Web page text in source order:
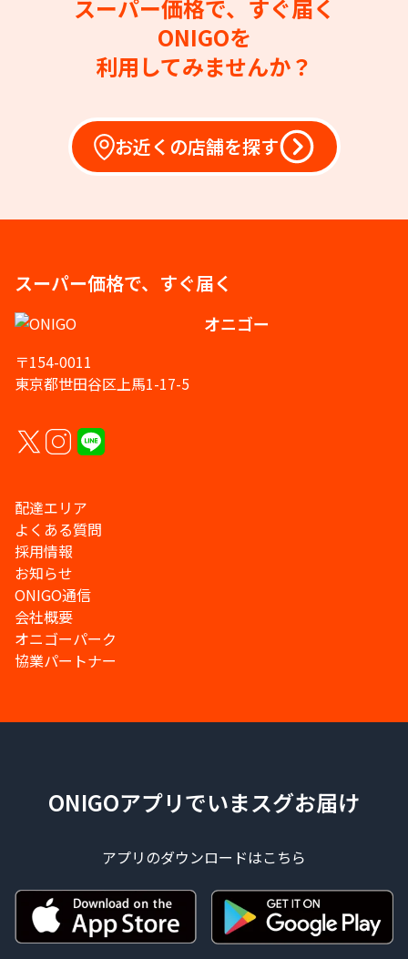
スーパー価格で、すぐ届く
ONIGOを
利用してみませんか？
お近くの店舗を探す
スーパー価格で、すぐ届く
オニゴー
〒154-0011
東京都世田谷区上馬1-17-5
配達エリア
よくある質問
採用情報
お知らせ
ONIGO通信
会社概要
オニゴーパーク
協業パートナー
ONIGOアプリでいまスグお届け
アプリのダウンロードはこちら